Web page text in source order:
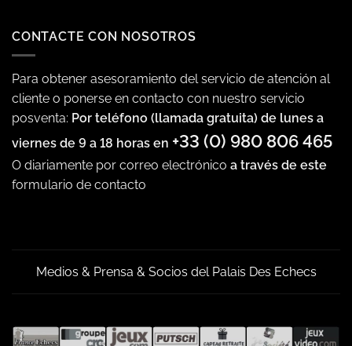
CONTACTE CON NOSOTROS
Para obtener asesoramiento del servicio de atención al
cliente o ponerse en contacto con nuestro servicio
posventa: Por teléfono (llamada gratuita) de lunes a
viernes de 9 a 18 horas en +33 (0) 980 806 465
O diariamente por correo electrónico a través de este
formulario de contacto
Medios & Prensa & Socios del Palais Des Echecs